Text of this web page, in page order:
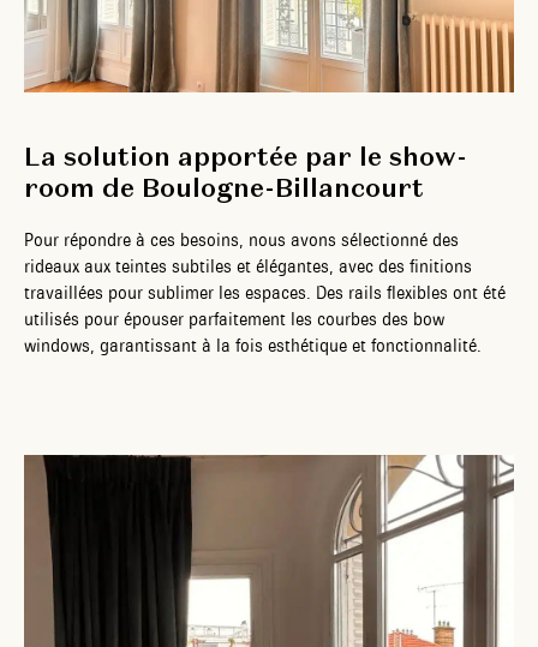
La solution apportée par le show-
room de Boulogne-Billancourt
Pour répondre à ces besoins, nous avons sélectionné des
rideaux aux teintes subtiles et élégantes, avec des finitions
travaillées pour sublimer les espaces. Des rails flexibles ont été
utilisés pour épouser parfaitement les courbes des bow
windows, garantissant à la fois esthétique et fonctionnalité.